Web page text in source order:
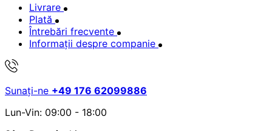
Livrare
Plată
Întrebări frecvente
Informații despre companie
Sunați-ne +49 176 62099886
Lun-Vin: 09:00 - 18:00